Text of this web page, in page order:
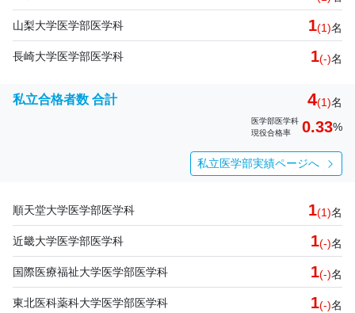
山梨大学医学部医学科 1(1)名
長崎大学医学部医学科 1(-)名
私立合格者数 合計 4(1)名
医学部医学科
現役合格率
0.33%
私立医学部実績ページへ
順天堂大学医学部医学科 1(1)名
近畿大学医学部医学科 1(-)名
国際医療福祉大学医学部医学科 1(-)名
東北医科薬科大学医学部医学科 1(-)名